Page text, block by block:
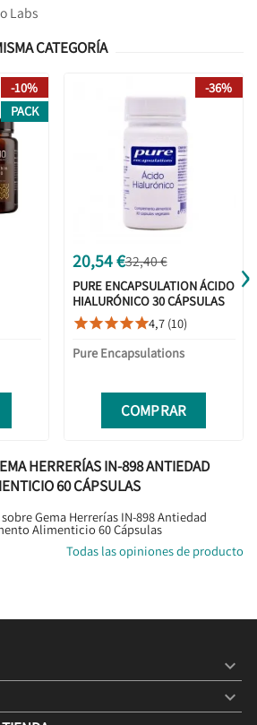
Labs
CATEGORÍA
-10%
PACK
20,54 €32,40 €
PURE ENCAPSULATION ÁCIDO
HIALURÓNICO 30 CÁPSULAS
VEGETALES
4,7 (10)
Pure Encapsulations
COMPRAR
-36%
›
HERRERÍAS IN-898 ANTIEDAD
60 CÁPSULAS
Gema Herrerías IN-898 Antiedad
Alimenticio 60 Cápsulas
Todas las opiniones de producto

